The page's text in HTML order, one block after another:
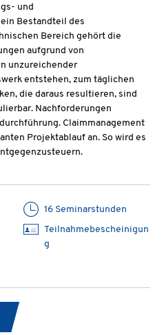
und
Bestandteil des
Bereich gehört die
aufgrund von
unzureichender
entstehen, zum täglichen
die daraus resultieren, sind
Nachforderungen
Claimmanagement
Projektablauf an. So wird es
16 Seminarstunden
Teilnahmebescheinigun
g